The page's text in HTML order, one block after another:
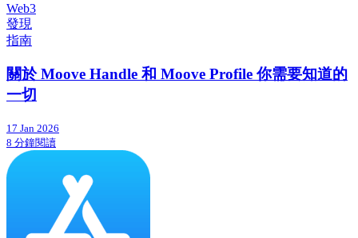
Web3
發現
指南
關於 Moove Handle 和 Moove Profile 你需要知道的
一切
17 Jan 2026
8 分鐘閱讀